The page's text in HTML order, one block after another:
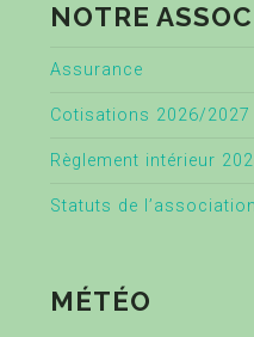
NOTRE
Assurance
Cotisations 2026/2027
Règlement intérieur
Statuts de l’association
MÉTÉO